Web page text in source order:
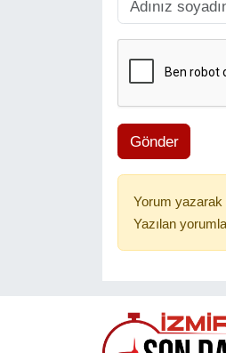
Gönder
Yorum yazarak
Yazılan